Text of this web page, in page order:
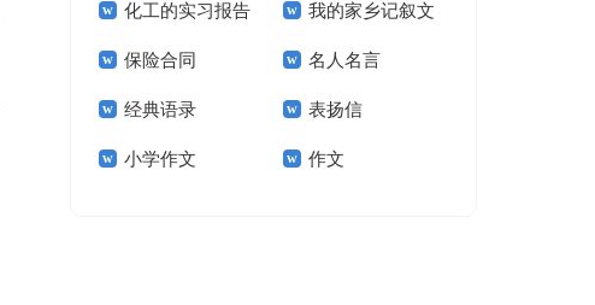
信14篇
化工的实习报告 我的家乡记叙文
15篇
保险合同 名人名言
经典语录 表扬信
小学作文 作文